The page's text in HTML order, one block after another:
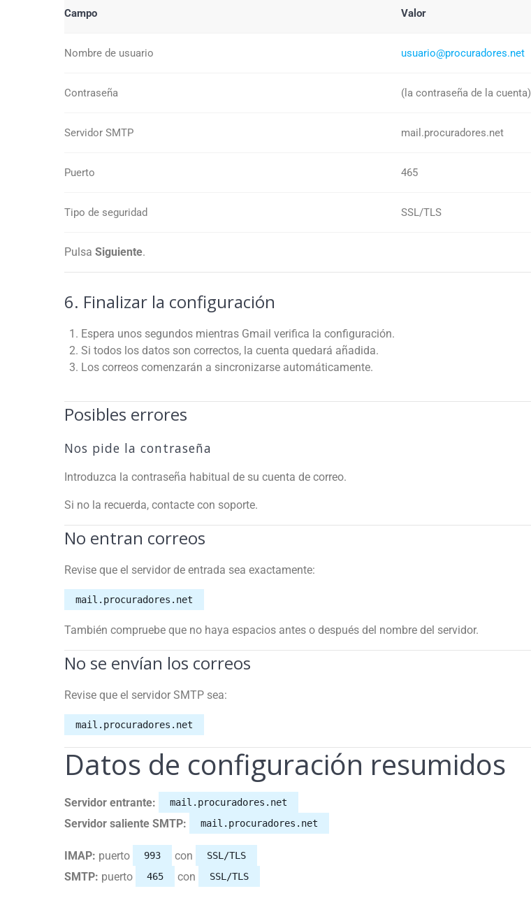
Campo Valor
Nombre de usuario usuario@procuradores.net
Contraseña (la contraseña de la cuenta)
Servidor SMTP mail.procuradores.net
Puerto 465
Tipo de seguridad SSL/TLS
PulsaSiguiente.
6. Finalizar la configuración
Espera unos segundos mientras Gmail verifica la configuración.
Si todos los datos son correctos, la cuenta quedará añadida.
Los correos comenzarán a sincronizarse automáticamente.
Posibles errores
Nos pide la contraseña
Introduzca la contraseña habitual de su cuenta de correo.
Si no la recuerda, contacte con soporte.
No entran correos
Revise que el servidor de entrada sea exactamente:
mail.procuradores.net
También compruebe que no haya espacios antes o después del nombre del servidor.
No se envían los correos
Revise que el servidor SMTP sea:
mail.procuradores.net
Datos de configuración resumidos
Servidor entrante: mail.procuradores.net
Servidor saliente SMTP: mail.procuradores.net
IMAP: puerto 993 con SSL/TLS
SMTP: puerto 465 con SSL/TLS